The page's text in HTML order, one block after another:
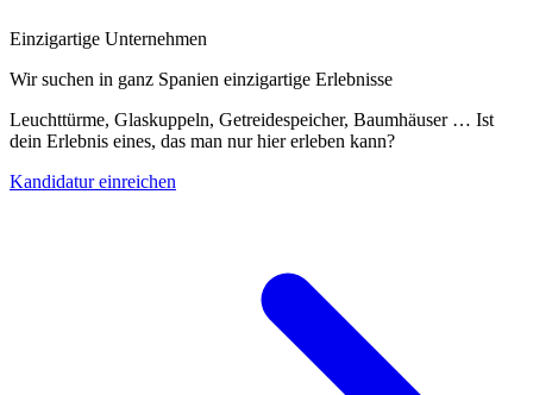
Einzigartige Unternehmen
Wir suchen in ganz Spanien einzigartige Erlebnisse
Leuchttürme, Glaskuppeln, Getreidespeicher, Baumhäuser … Ist
dein Erlebnis eines, das man nur hier erleben kann?
Kandidatur einreichen